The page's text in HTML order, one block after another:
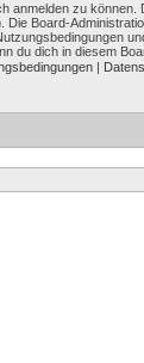
anmelden zu
Die Board-
du dich in diesem
|